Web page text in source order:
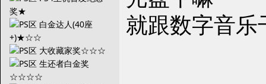
就跟数字音